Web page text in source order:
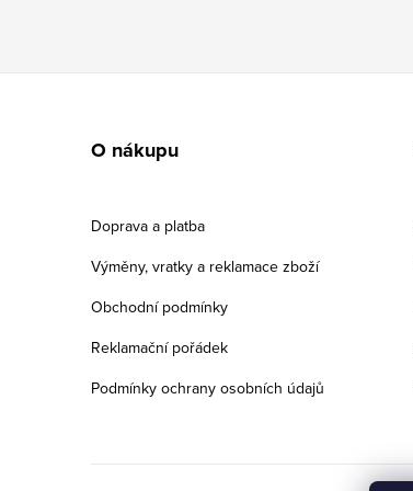
O nákupu
Doprava a platba
Výměny, vratky a reklamace zboží
Obchodní podmínky
Reklamační pořádek
Podmínky ochrany osobních údajů